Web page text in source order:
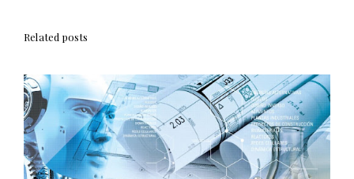
Related posts